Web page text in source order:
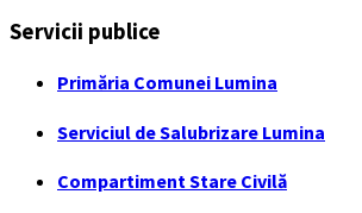
Servicii publice
Primăria Comunei Lumina
Serviciul de Salubrizare Lumina
Compartiment Stare Civilă